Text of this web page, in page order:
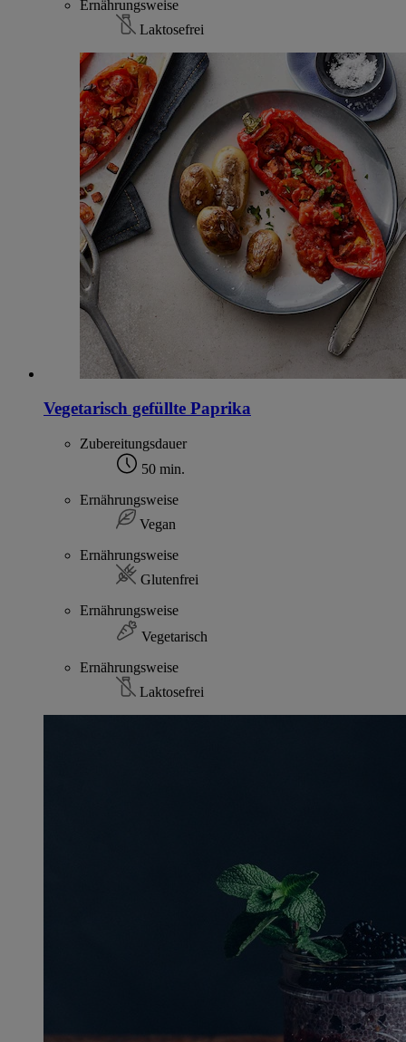
Ernährungsweise
Laktosefrei
Vegetarisch gefüllte Paprika
Zubereitungsdauer
50 min.
Ernährungsweise
Vegan
Ernährungsweise
Glutenfrei
Ernährungsweise
Vegetarisch
Ernährungsweise
Laktosefrei